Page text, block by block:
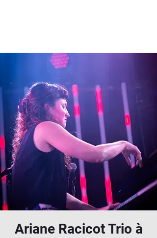
Ariane Racicot Trio à